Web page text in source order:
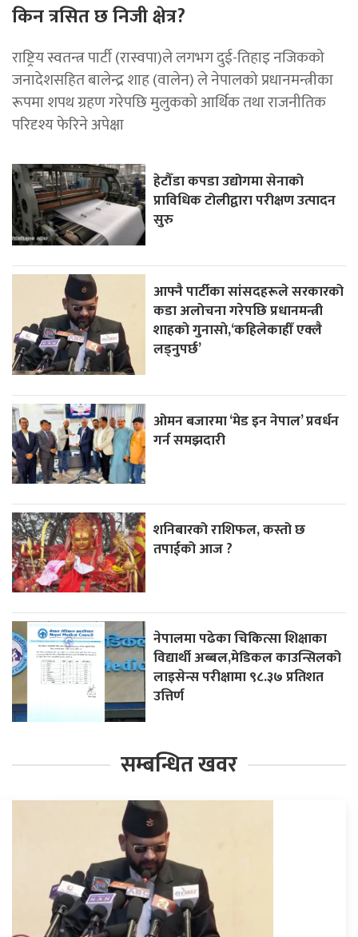
किन त्रसित छ निजी क्षेत्र?
राष्ट्रिय स्वतन्त्र पार्टी (रास्वपा)ले लगभग दुई-तिहाइ नजिकको
जनादेशसहित बालेन्द्र शाह (वालेन) ले नेपालको प्रधानमन्त्रीका
रूपमा शपथ ग्रहण गरेपछि मुलुकको आर्थिक तथा राजनीतिक
परिदृश्य फेरिने अपेक्षा
हेटौँडा कपडा उद्योगमा सेनाको
प्राविधिक टोलीद्वारा परीक्षण उत्पादन
सुरु
आफ्नै पार्टीका सांसदहरूले सरकारको
कडा अलोचना गरेपछि प्रधानमन्त्री
शाहकाे गुनासाे,‘कहिलेकाहीँ एक्लै
लड्नुपर्छ’
ओमन बजारमा ‘मेड इन नेपाल’ प्रवर्धन
गर्न समझदारी
शनिबारको राशिफल, कस्तो छ
तपाईको आज ?
नेपालमा पढेका चिकित्सा शिक्षाका
विद्यार्थी अब्बल,मेडिकल काउन्सिलको
लाइसेन्स परीक्षामा ९८.३७ प्रतिशत
उत्तिर्ण
सम्बन्धित खवर